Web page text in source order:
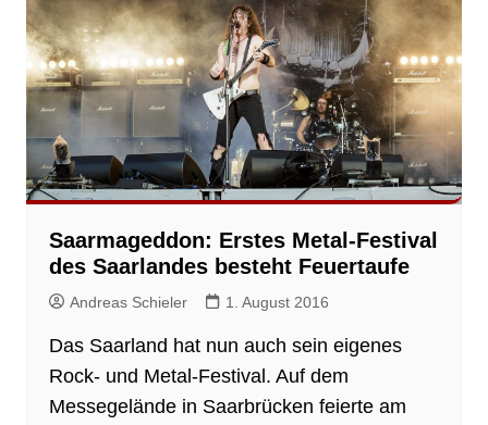
Saarmageddon: Erstes Metal-Festival
des Saarlandes besteht Feuertaufe
Andreas Schieler 1. August 2016
Das Saarland hat nun auch sein eigenes
Rock- und Metal-Festival. Auf dem
Messegelände in Saarbrücken feierte am